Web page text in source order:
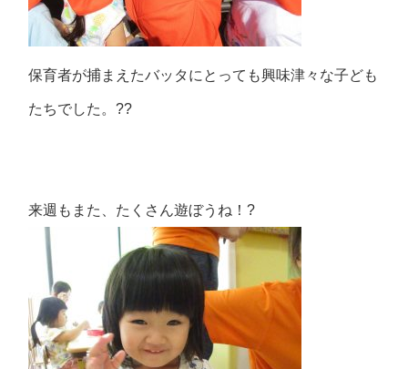
保育者が捕まえたバッタにとっても興味津々な子ども
たちでした。??
来週もまた、たくさん遊ぼうね！︎?